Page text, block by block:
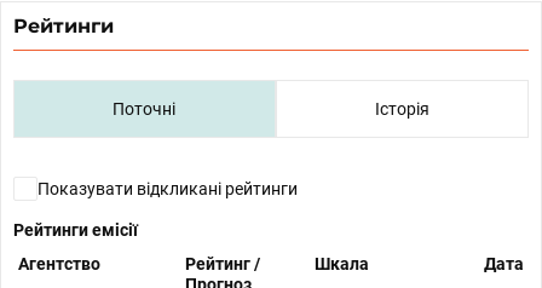
Рейтинги
Поточні Історія
Показувати відкликані рейтинги
Рейтинги емісії
Агентство
Рейтинг /
Прогноз
Шкала Дата